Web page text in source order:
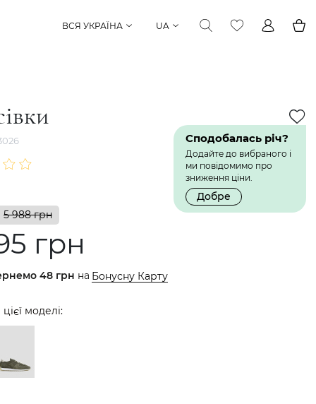
ВСЯ УКРАЇНА UA
Сподобалась річ?
Додайте до вибраного і
ми повідомимо про
зниження ціни.
Добре
5 988 грн
грн
48 грн на Бонусну Карту
моделі: